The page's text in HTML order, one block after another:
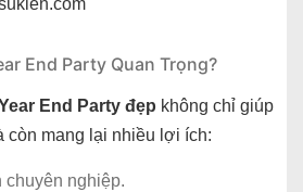
End Party Quan Trọng?
End Party đẹp không chỉ giúp
còn mang lại nhiều lợi ích:
chuyên nghiệp.